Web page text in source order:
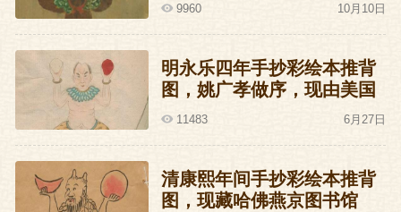
9960 10月10日
明永乐四年手抄彩绘本推背
图，姚广孝做序，现由美国
洛杉矶J.G.Stanoff收藏
11483 6月27日
清康熙年间手抄彩绘本推背
图，现藏哈佛燕京图书馆